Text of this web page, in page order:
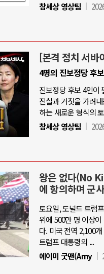
참세상 영상팀
[본격 정치 서바
4명의 진보정당 후
진보정당 후보 4인이
진실과 거짓을 가려
하는 새로운 형식의
참세상 영상팀
왕은 없다(No
에 항의하며 군
토요일, 도널드 트럼
위에 500만 명 이상
다. 미국 전역 2,100
트럼프 대통령의 ...
에이미 굿맨(Amy